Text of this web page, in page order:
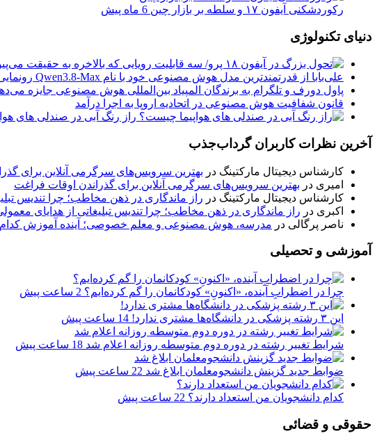
رکوردشکنی آیفون ۱۷ و سلطه بر بازار چین 6 ماه پیش
دنیای تکنولوژی
علی‌بابا از قدرتمندترین مدل هوش مصنوعی خود با نام Qwen3.8-Max رونمایی کرد
پاول دورف و تلگرام به برندگان المپیاد بین‌المللی هوش مصنوعی جایزه
قانون شفافیت هوش مصنوعی در اتحادیه اروپا به اجرا درآمد
راز رنگ آبی در صندلی های
آخرین نظرات کاربران گرداب‌جذب
کارشناس دیجیتال مارکتینگ در بهترین سرویس‌های سرگرمی آنلاین برای
امیری در بهترین سرویس‌های سرگرمی آنلاین برای گذراندن اوقات فراغت
کارشناس دیجیتال مارکتینگ در راز ماندگاری در ذهن مخاطب؛ چرا تندیس
اکبری در راز ماندگاری در ذهن مخاطب؛ چرا تندیس تبلیغاتی از هدایای
ناصر پرگالی در مدرسه، هوش مصنوعی و معلم خصوصی؛ آینده آموزش
آموزشی و تحصیلی
چرا در اضطرابِ آینده، «اکنونِ» کودکانمان را گم کرده‌ایم؟ 2 ساعت پیش
این ۳ رشته پزشکی در دانشگاه‌ها مشتری ندارد! 14 ساعت پیش
شرایط تغییر رشته در دوره دوم متوسطه روزانه اعلام شد 18 ساعت پیش
ضوابط جدید گزینش دانشجومعلمان ابلاغ شد 22 ساعت پیش
کدام دانشجویان من استعداد دارند؟ 22 ساعت پیش
حقوقی و قضائی